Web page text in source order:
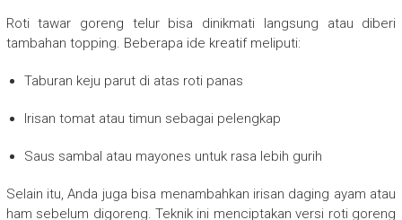
Roti tawar goreng telur bisa dinikmati langsung atau diberi
tambahan topping. Beberapa ide kreatif meliputi:
Taburan keju parut di atas roti panas
Irisan tomat atau timun sebagai pelengkap
Saus sambal atau mayones untuk rasa lebih gurih
Selain itu, Anda juga bisa menambahkan irisan daging ayam atau
ham sebelum digoreng. Teknik ini menciptakan versi roti goreng